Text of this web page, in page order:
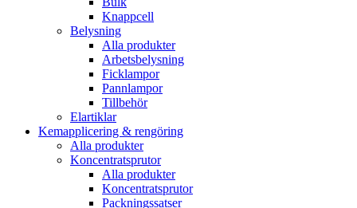
Knappcell
Belysning
Alla produkter
Arbetsbelysning
Ficklampor
Pannlampor
Tillbehör
Elartiklar
Kemapplicering & rengöring
Alla produkter
Koncentratsprutor
Alla produkter
Koncentratsprutor
Packningssatser